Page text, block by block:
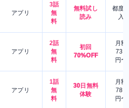
アプリ
3話
無
料
無料試し
読み
都度
入
アプリ
2話
無
料
初回
70%OFF
月額
730
円〜
アプリ
1話
無
料
30日無料
体験
月額
780
円〜